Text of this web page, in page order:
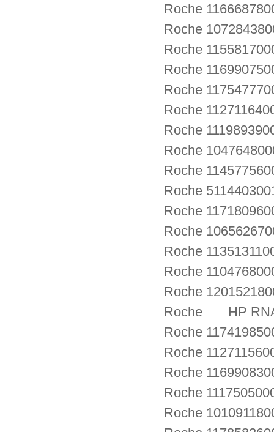
Roche
Roche
Roche
Roche
Roche
Roche
Roche
Roche
Roche
Roche
Roche
Roche
Roche
Roche
Roche
Roche HP
Roche
Roche
Roche
Roche
Roche